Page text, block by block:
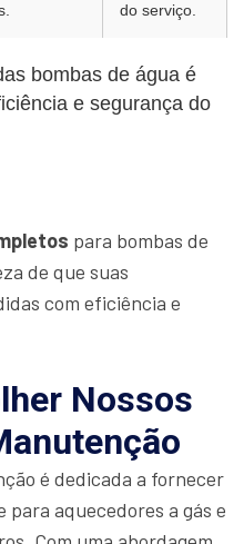
do serviço.
bombas de água é
e segurança do
para bombas de
de que suas
com eficiência e
Nossos
é dedicada a fornecer
aquecedores a gás e